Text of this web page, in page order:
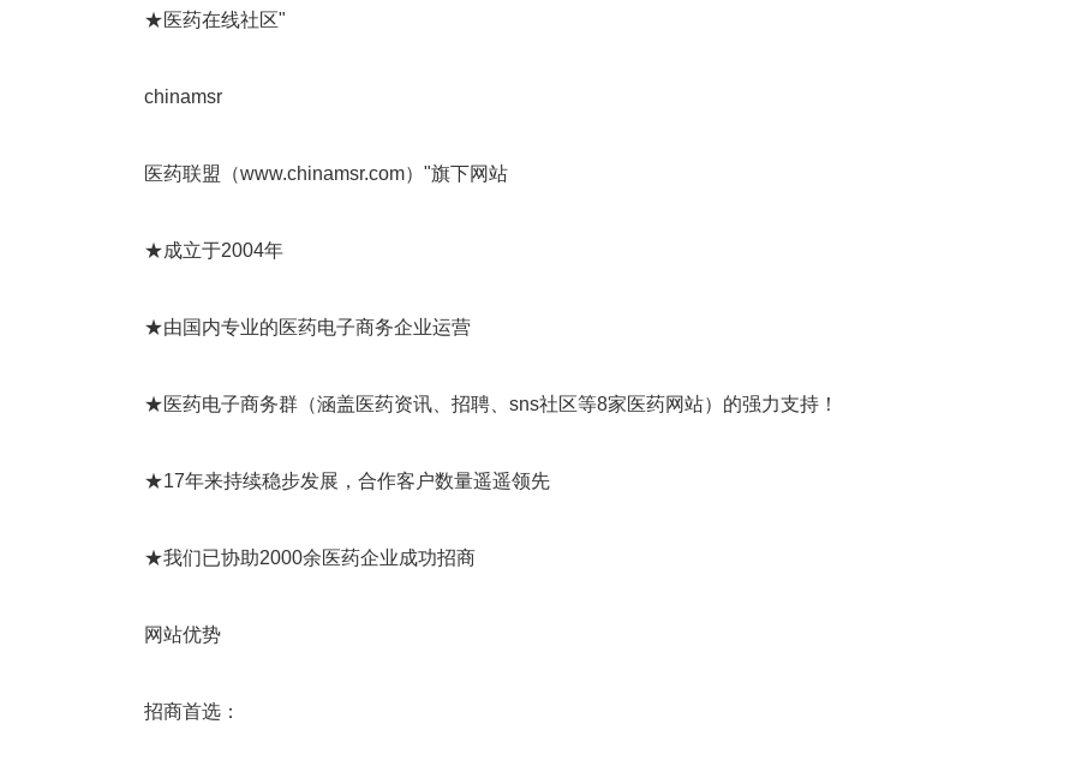
★医药在线社区"
chinamsr
医药联盟（www.chinamsr.com）"旗下网站
★成立于2004年
★由国内专业的医药电子商务企业运营
★医药电子商务群（涵盖医药资讯、招聘、sns社区等8家医药网站）的强力支持！
★17年来持续稳步发展，合作客户数量遥遥领先
★我们已协助2000余医药企业成功招商
网站优势
招商首选：